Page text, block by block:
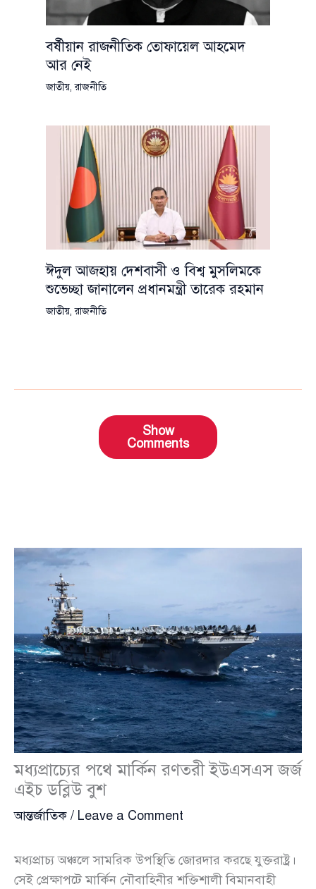
বর্ষীয়ান রাজনীতিক তোফায়েল আহমেদ
আর নেই
জাতীয়,রাজনীতি
ঈদুল আজহায় দেশবাসী ও বিশ্ব মুসলিমকে
শুভেচ্ছা জানালেন প্রধানমন্ত্রী তারেক রহমান
জাতীয়,রাজনীতি
Show
Comments
মধ্যপ্রাচ্যের পথে মার্কিন রণতরী ইউএসএস জর্জ
এইচ ডব্লিউ বুশ
আন্তর্জাতিক / Leave a Comment
মধ্যপ্রাচ্য অঞ্চলে সামরিক উপস্থিতি জোরদার করছে যুক্তরাষ্ট্র।
সেই প্রেক্ষাপটে মার্কিন নৌবাহিনীর শক্তিশালী বিমানবাহী